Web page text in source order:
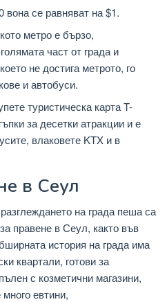
вона се равняват на $1.
метро е бързо,
част от града и
не достига метрото, го
и автобуси.
туристическа карта T-
за десетки атракции и е
влаковете KTX и в
в Сеул
на града пеша са
правене в Сеул, както във
история на града има
квартали, готови за
с козметични магазини,
евтини,